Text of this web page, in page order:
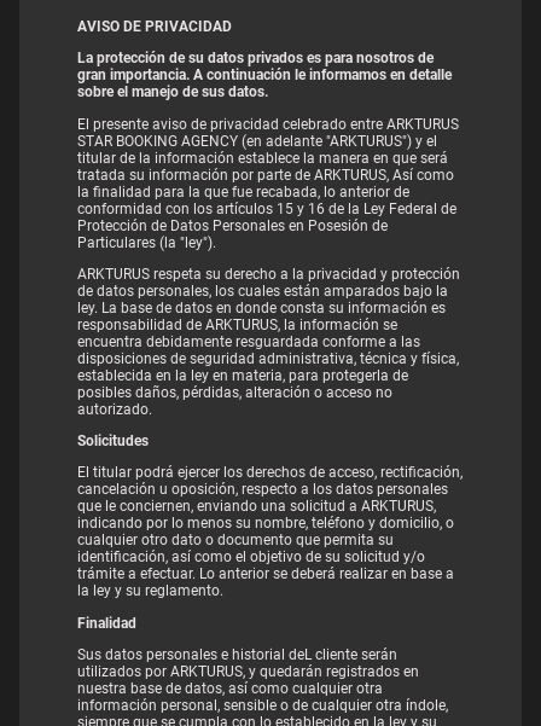
AVISO DE PRIVACIDAD
La protección de su datos privados es para nosotros de
gran importancia. A continuación le informamos en detalle
sobre el manejo de sus datos.
El presente aviso de privacidad celebrado entre ARKTURUS
STAR BOOKING AGENCY (en adelante "ARKTURUS") y el
titular de la información establece la manera en que será
tratada su información por parte de ARKTURUS, Así como
la finalidad para la que fue recabada, lo anterior de
conformidad con los artículos 15 y 16 de la Ley Federal de
Protección de Datos Personales en Posesión de
Particulares (la "ley").
ARKTURUS respeta su derecho a la privacidad y protección
de datos personales, los cuales están amparados bajo la
ley. La base de datos en donde consta su información es
responsabilidad de ARKTURUS, la información se
encuentra debidamente resguardada conforme a las
disposiciones de seguridad administrativa, técnica y física,
establecida en la ley en materia, para protegerla de
posibles daños, pérdidas, alteración o acceso no
autorizado.
Solicitudes
El titular podrá ejercer los derechos de acceso, rectificación,
cancelación u oposición, respecto a los datos personales
que le conciernen, enviando una solicitud a ARKTURUS,
indicando por lo menos su nombre, teléfono y domicilio, o
cualquier otro dato o documento que permita su
identificación, así como el objetivo de su solicitud y/o
trámite a efectuar. Lo anterior se deberá realizar en base a
la ley y su reglamento.
Finalidad
Sus datos personales e historial deL cliente serán
utilizados por ARKTURUS, y quedarán registrados en
nuestra base de datos, así como cualquier otra
información personal, sensible o de cualquier otra índole,
siempre que se cumpla con lo establecido en la ley y su